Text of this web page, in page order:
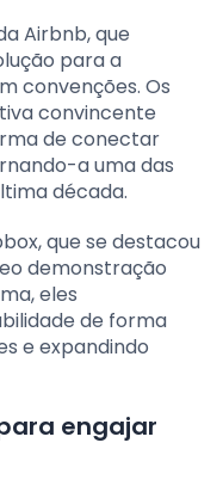
Airbnb, que
para a
convenções. Os
convincente
de conectar
a uma das
década.
que se destacou
demonstração
eles
de forma
e expandindo
engajar